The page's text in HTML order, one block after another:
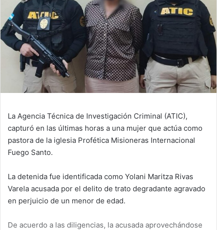
La Agencia Técnica de Investigación Criminal (ATIC),
capturó en las últimas horas a una mujer que actúa como
pastora de la iglesia Profética Misioneras Internacional
Fuego Santo.
La detenida fue identificada como Yolani Maritza Rivas
Varela acusada por el delito de trato degradante agravado
en perjuicio de un menor de edad.
De acuerdo a las diligencias, la acusada aprovechándose